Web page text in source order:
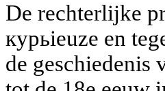
De rechterlijke
курьieuze en
de geschiedenis